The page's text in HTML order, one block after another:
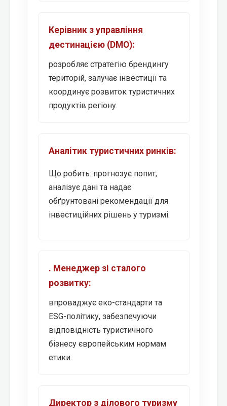
Керівник з управління
дестинацією (DMO):
розробляє стратегію брендингу
територій, залучає інвестиції та
координує розвиток туристичних
продуктів регіону.
Аналітик туристичних ринків:
Що робить: прогнозує попит,
аналізує дані та надає
обґрунтовані рекомендації для
інвестиційних рішень у туризмі.
. Менеджер зі сталого
розвитку:
впроваджує еко-стандарти та
ESG-політику, забезпечуючи
відповідність туристичного
бізнесу європейським нормам
етики.
Директор з ділового туризму